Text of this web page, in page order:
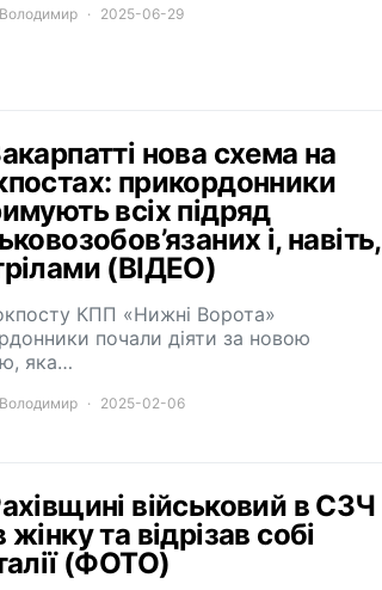
2025-06-29
нова схема на
прикордонники
всіх підряд
і, навіть,
(ВІДЕО)
КПП «Нижні Ворота»
почали діяти за новою
яка…
2025-02-06
військовий в СЗЧ
жінку та відрізав собі
(ФОТО)